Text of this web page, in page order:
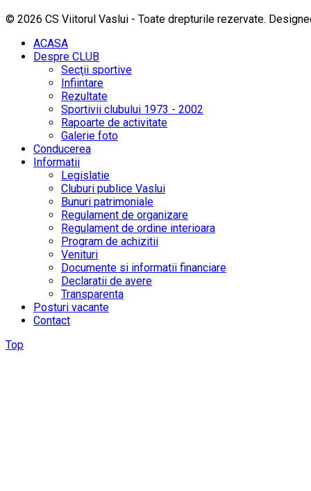
© 2026 CS Viitorul Vaslui - Toate drepturile rezervate.
ACASA
Despre CLUB
Secţii sportive
Infiintare
Rezultate
Sportivii clubului 1973 - 2002
Rapoarte de activitate
Galerie foto
Conducerea
Informatii
Legislatie
Cluburi publice Vaslui
Bunuri patrimoniale
Regulament de organizare
Regulament de ordine interioara
Program de achizitii
Venituri
Documente si informatii financiare
Declaratii de avere
Transparenta
Posturi vacante
Contact
Top